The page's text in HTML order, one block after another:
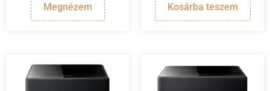
Megnézem Kosárba teszem